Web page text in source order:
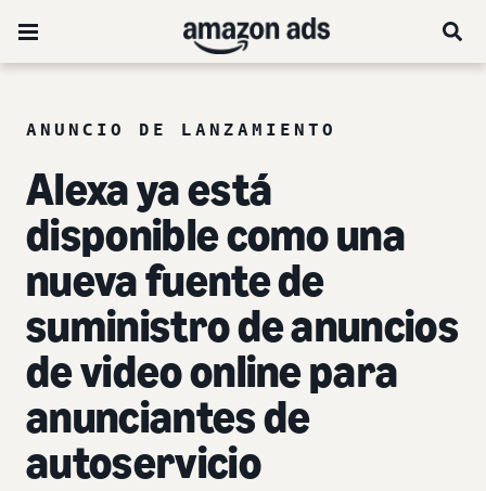
ANUNCIO DE LANZAMIENTO
Alexa ya está
disponible como una
nueva fuente de
suministro de anuncios
de video online para
anunciantes de
autoservicio